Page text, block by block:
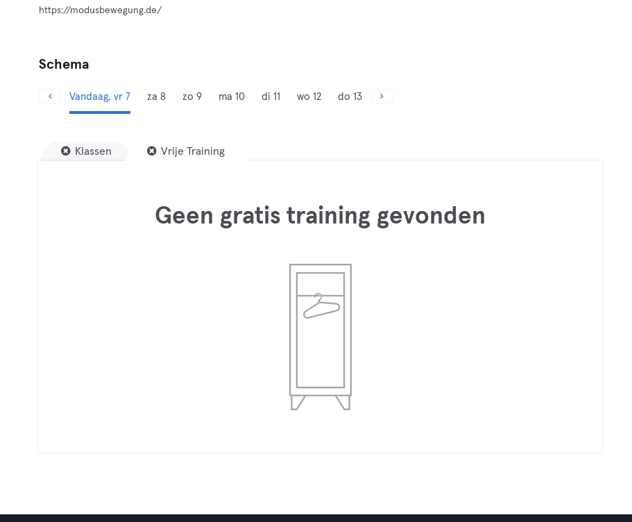
https://modusbewegung.de/
Schema
Vandaag, vr 7 za 8 zo 9 ma 10 di 11 wo 12 do 13
Klassen Vrije Training
Geen gratis training gevonden